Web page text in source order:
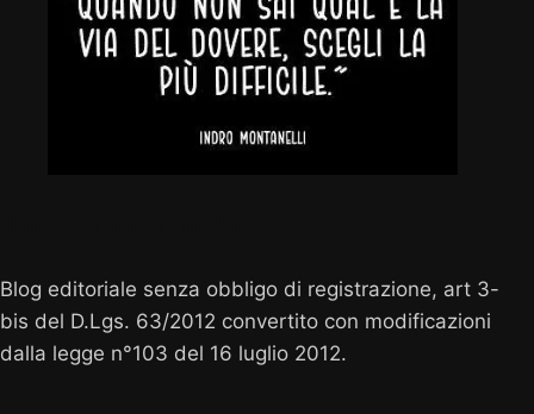
Blog editoriale senza obbligo di registrazione, art 3-
bis del D.Lgs. 63/2012 convertito con modificazioni
dalla legge n°103 del 16 luglio 2012.